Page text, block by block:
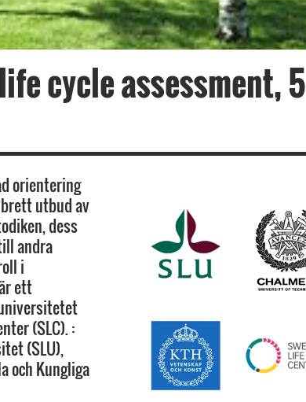
cycle assessment, 5
orientering
utbud av
dess
andra
i
ett
(SLC). :
(SLU),
och Kungliga